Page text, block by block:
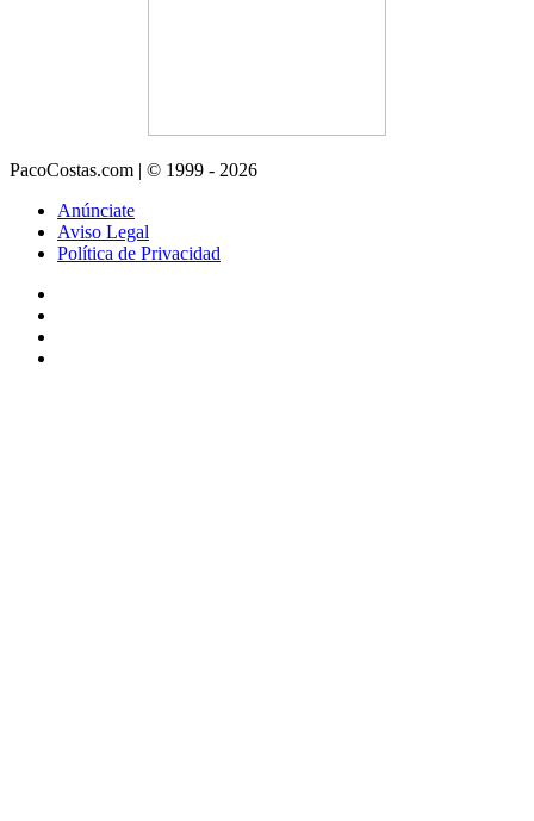
PacoCostas.com | © 1999 - 2026
Anúnciate
Aviso Legal
Política de Privacidad